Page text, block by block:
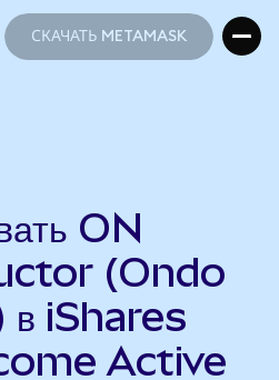
СКАЧАТЬ METAMASK
ON
(Ondo
в iShares
Active